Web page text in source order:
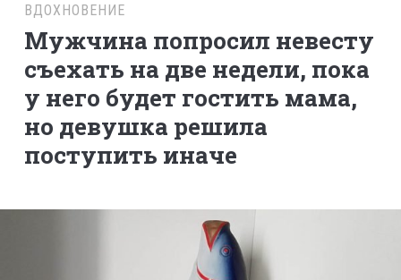
ВДОХНОВЕНИЕ
Мужчина попросил невесту
съехать на две недели, пока
у него будет гостить мама,
но девушка решила
поступить иначе